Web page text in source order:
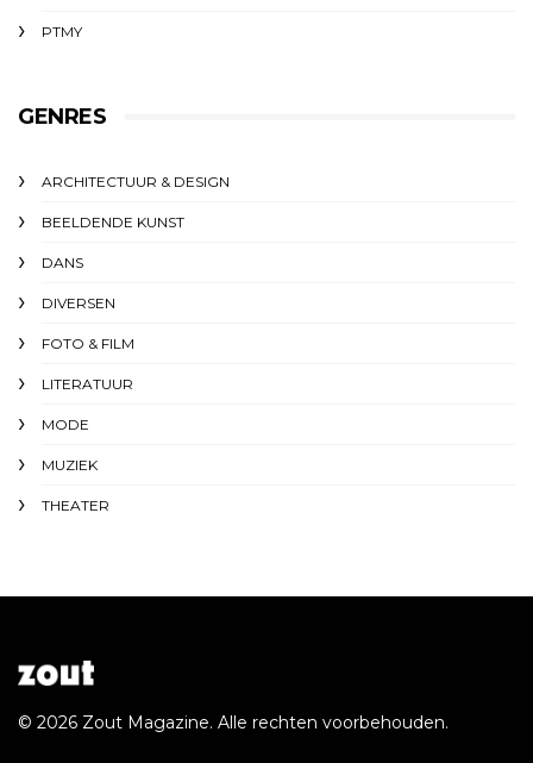
PTMY
GENRES
ARCHITECTUUR & DESIGN
BEELDENDE KUNST
DANS
DIVERSEN
FOTO & FILM
LITERATUUR
MODE
MUZIEK
THEATER
© 2026 Zout Magazine. Alle rechten voorbehouden.